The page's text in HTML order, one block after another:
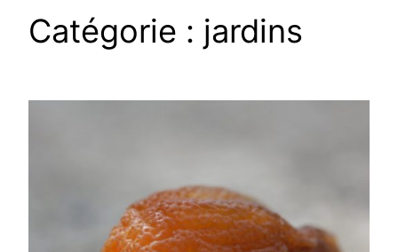
Catégorie : jardins